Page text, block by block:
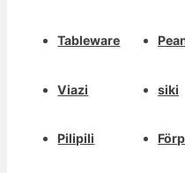
Tableware
Viazi
Pilipili
siki